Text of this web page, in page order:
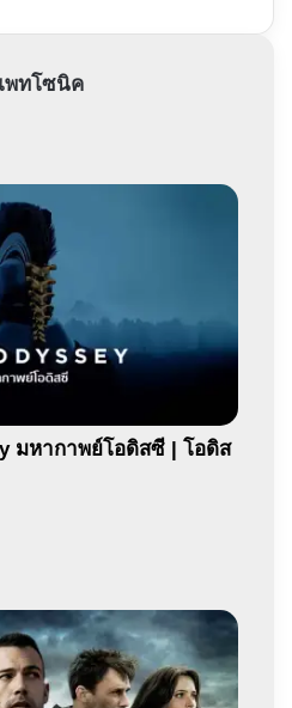
พทโซนิค
มหากาพย์โอดิสซี | โอดิส